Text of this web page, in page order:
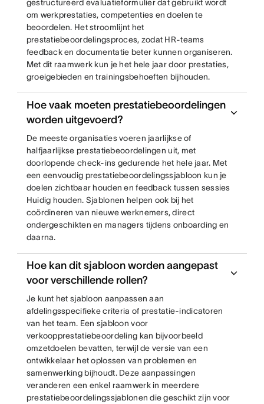
gestructureerd evaluatieformulier dat gebruikt wordt
om werkprestaties, competenties en doelen te
beoordelen. Het stroomlijnt het
prestatiebeoordelingsproces, zodat HR-teams
feedback en documentatie beter kunnen organiseren.
Met dit raamwerk kun je het hele jaar door prestaties,
groeigebieden en trainingsbehoeften bijhouden.
Hoe vaak moeten prestatiebeoordelingen
worden uitgevoerd?
De meeste organisaties voeren jaarlijkse of
halfjaarlijkse prestatiebeoordelingen uit, met
doorlopende check-ins gedurende het hele jaar. Met
een eenvoudig prestatiebeoordelingssjabloon kun je
doelen zichtbaar houden en feedback tussen sessies
Huidig houden. Sjablonen helpen ook bij het
coördineren van nieuwe werknemers, direct
ondergeschikten en managers tijdens onboarding en
daarna.
Hoe kan dit sjabloon worden aangepast
voor verschillende rollen?
Je kunt het sjabloon aanpassen aan
afdelingsspecifieke criteria of prestatie-indicatoren
van het team. Een sjabloon voor
verkoopprestatiebeoordeling kan bijvoorbeeld
omzetdoelen bevatten, terwijl de versie van een
ontwikkelaar het oplossen van problemen en
samenwerking bijhoudt. Deze aanpassingen
veranderen een enkel raamwerk in meerdere
prestatiebeoordelingssjablonen die geschikt zijn voor